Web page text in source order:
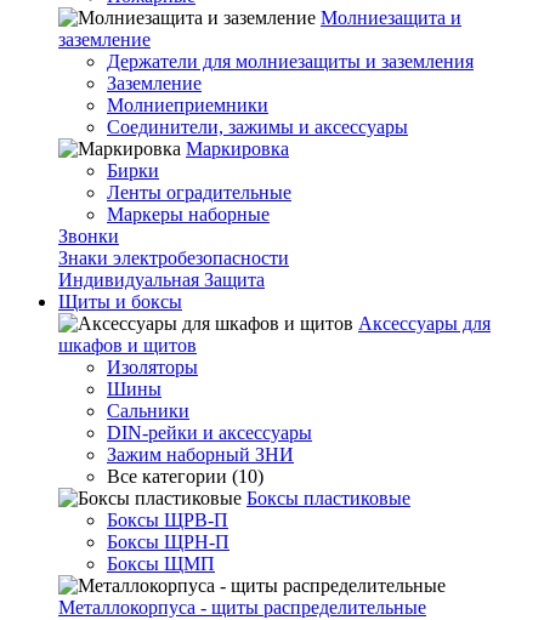
Молниезащита и
заземление
Держатели для молниезащиты и заземления
Заземление
Молниеприемники
Соединители, зажимы и аксессуары
Маркировка
Бирки
Ленты оградительные
Маркеры наборные
Звонки
Знаки электробезопасности
Индивидуальная Защита
Щиты и боксы
Аксессуары для
шкафов и щитов
Изоляторы
Шины
Сальники
DIN-рейки и аксессуары
Зажим наборный ЗНИ
Все категории (10)
Боксы пластиковые
Боксы ЩРВ-П
Боксы ЩРН-П
Боксы ЩМП
Металлокорпуса - щиты распределительные